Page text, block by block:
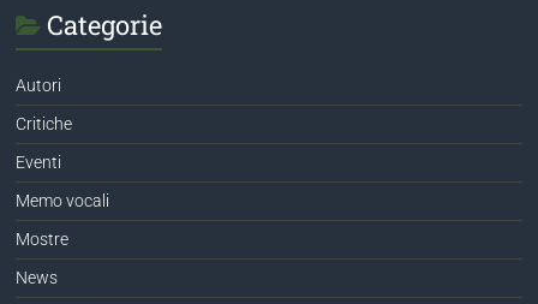
Categorie
Autori
Critiche
Eventi
Memo vocali
Mostre
News